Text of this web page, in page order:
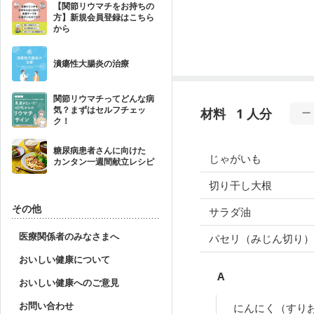
【関節リウマチをお持ちの
方】新規会員登録はこちら
から
潰瘍性大腸炎の治療
関節リウマチってどんな病
気？まずはセルフチェッ
ク！
糖尿病患者さんに向けた
カンタン一週間献立レシピ
その他
医療関係者のみなさまへ
おいしい健康について
おいしい健康へのご意見
お問い合わせ
材料 1 人分
じゃがいも
切り干し大根
サラダ油
パセリ（みじん切り）
A
にんにく（すり